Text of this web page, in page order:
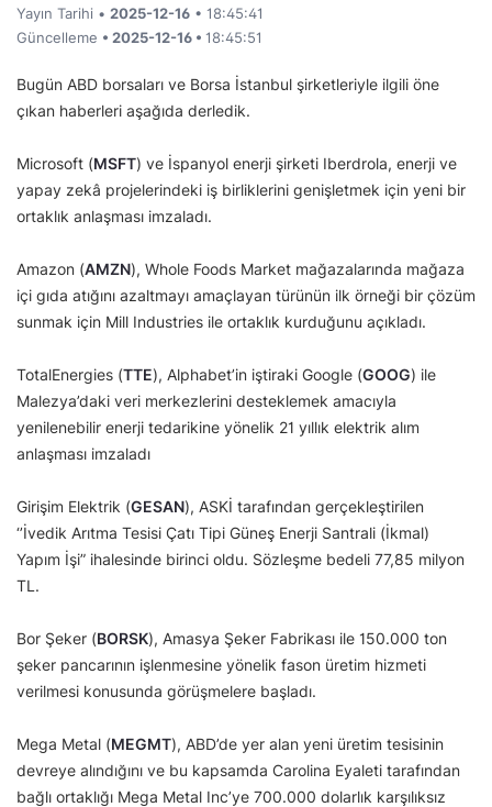
Yayın Tarihi • 2025-12-16 • 18:45:41
Güncelleme • 2025-12-16 • 18:45:51
Bugün ABD borsaları ve Borsa İstanbul şirketleriyle ilgili öne
çıkan haberleri aşağıda derledik.
Microsoft (MSFT) ve İspanyol enerji şirketi Iberdrola, enerji ve
yapay zekâ projelerindeki iş birliklerini genişletmek için yeni bir
ortaklık anlaşması imzaladı.
Amazon (AMZN), Whole Foods Market mağazalarında mağaza
içi gıda atığını azaltmayı amaçlayan türünün ilk örneği bir çözüm
sunmak için Mill Industries ile ortaklık kurduğunu açıkladı.
TotalEnergies (TTE), Alphabet’in iştiraki Google (GOOG) ile
Malezya’daki veri merkezlerini desteklemek amacıyla
yenilenebilir enerji tedarikine yönelik 21 yıllık elektrik alım
anlaşması imzaladı
Girişim Elektrik (GESAN), ASKİ tarafından gerçekleştirilen
‘’İvedik Arıtma Tesisi Çatı Tipi Güneş Enerji Santrali (İkmal)
Yapım İşi” ihalesinde birinci oldu. Sözleşme bedeli 77,85 milyon
TL.
Bor Şeker (BORSK), Amasya Şeker Fabrikası ile 150.000 ton
şeker pancarının işlenmesine yönelik fason üretim hizmeti
verilmesi konusunda görüşmelere başladı.
Mega Metal (MEGMT), ABD’de yer alan yeni üretim tesisinin
devreye alındığını ve bu kapsamda Carolina Eyaleti tarafından
bağlı ortaklığı Mega Metal Inc’ye 700.000 dolarlık karşılıksız